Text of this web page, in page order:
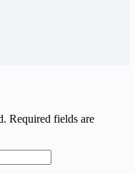
Required fields are